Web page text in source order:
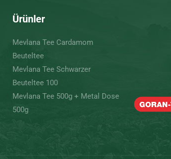
Ürünler
Mevlana Tee Cardamom
Beuteltee
Mevlana Tee Schwarzer
Beuteltee 100
Mevlana Tee 500g + Metal Dose
500g